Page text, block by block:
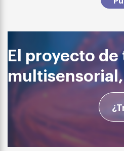
El proyecto de